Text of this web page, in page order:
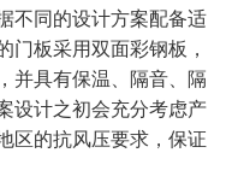
不同的设计方案配备适
门板采用双面彩钢板，
并具有保温、隔音、隔
设计之初会充分考虑产
区的抗风压要求，保证